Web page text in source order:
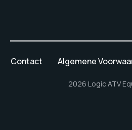
Contact Algemene
2026 Logic ATV